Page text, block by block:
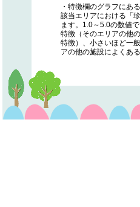
・特徴欄のグラフにあ
該当エリアにおける「
ます。1.0～5.0の数値
特徴（そのエリアの他
特徴）、小さいほど一
アの他の施設によくあ